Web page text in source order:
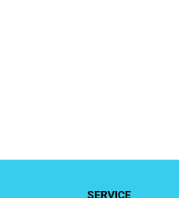
SERVICE